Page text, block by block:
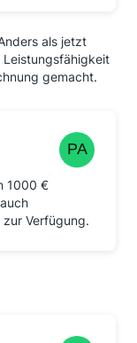
als jetzt
gemacht.
1000 €
Verfügung.